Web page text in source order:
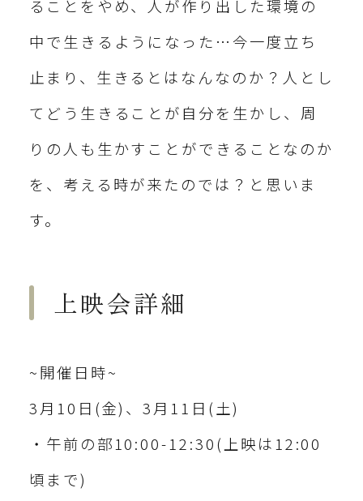
ることをやめ、人が作り出した環境の
中で生きるようになった…今一度立ち
止まり、生きるとはなんなのか？人とし
てどう生きることが自分を生かし、周
りの人も生かすことができることなのか
を、考える時が来たのでは？と思いま
す。
上映会詳細
~開催日時~
3月10日(金)、3月11日(土)
・午前の部10:00-12:30(上映は12:00
頃まで)